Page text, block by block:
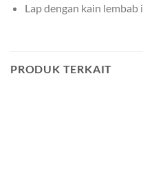
Lap dengan kain
PRODUK TERKAIT